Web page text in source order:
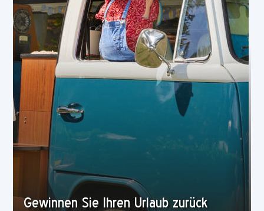
Gewinnen Sie Ihren Urlaub zurück